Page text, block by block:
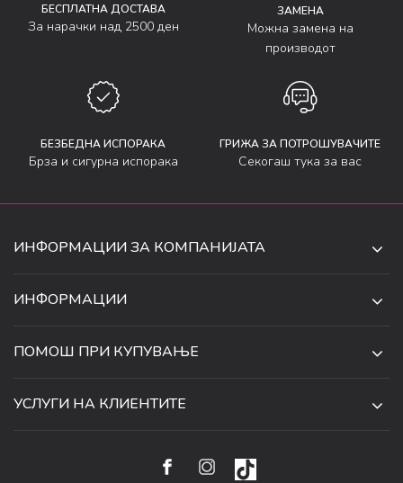
БЕСПЛАТНА ДОСТАВА
За нарачки над 2500 ден
ЗАМЕНА
Можна замена на
производот
БЕЗБЕДНА ИСПОРАКА
Брза и сигурна испорака
ГРИЖА ЗА ПОТРОШУВАЧИТЕ
Секогаш тука за вас
ИНФОРМАЦИИ ЗА КОМПАНИЈАТА
СКОПЈЕ, МАКЕДОНИЈА
070 231 608
ИНФОРМАЦИИ
СОРАБОТКИ
ПОМОШ ПРИ КУПУВАЊЕ
УСЛУГИ НА КЛИЕНТИТЕ
ПРАВО НА ПОВЛЕКУВАЊЕ И ЗАМЕНА НА ПРОИЗВОД